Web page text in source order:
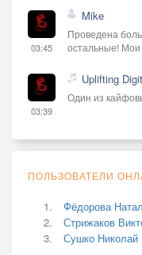
03:45
Mike
Проведена
остальные! Мои
03:39
Uplifting
Один из
ПОЛЬЗОВАТЕЛИ
Фёдорова
Стрижаков
Сушко Николай